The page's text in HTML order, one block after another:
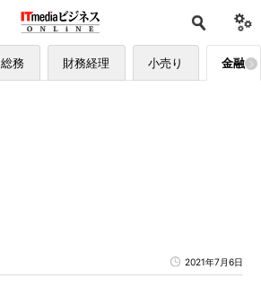
総務 財務経理 小売り 金融
2021年7月6日